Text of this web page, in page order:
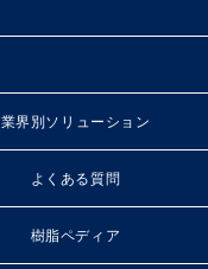
業界別ソリューション
よくある質問
樹脂ペディア